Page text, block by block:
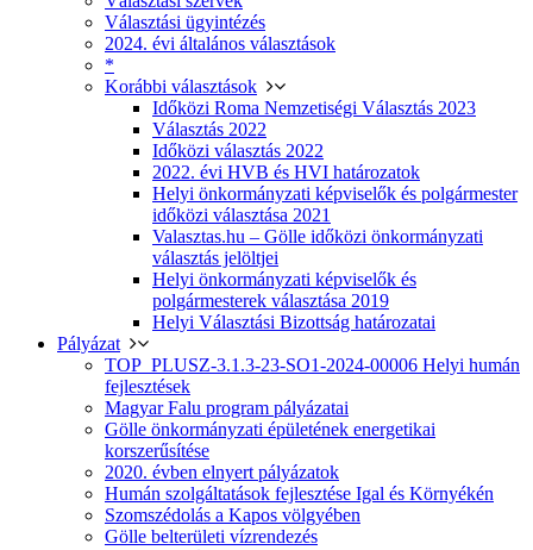
Választási ügyintézés
2024. évi általános választások
*
Korábbi választások
Időközi Roma Nemzetiségi Választás 2023
Választás 2022
Időközi választás 2022
2022. évi HVB és HVI határozatok
Helyi önkormányzati képviselők és polgármester
időközi választása 2021
Valasztas.hu – Gölle időközi önkormányzati
választás jelöltjei
Helyi önkormányzati képviselők és
polgármesterek választása 2019
Helyi Választási Bizottság határozatai
Pályázat
TOP_PLUSZ-3.1.3-23-SO1-2024-00006 Helyi humán
fejlesztések
Magyar Falu program pályázatai
Gölle önkormányzati épületének energetikai
korszerűsítése
2020. évben elnyert pályázatok
Humán szolgáltatások fejlesztése Igal és Környékén
Szomszédolás a Kapos völgyében
Gölle belterületi vízrendezés